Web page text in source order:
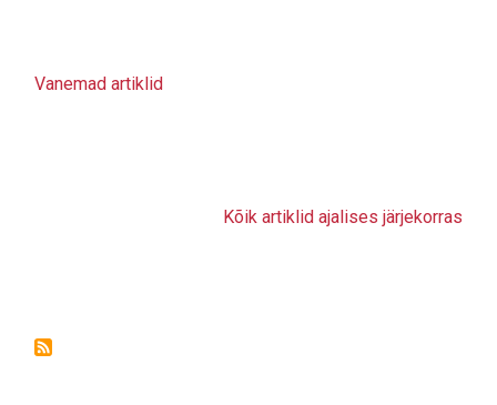
Vanemad artiklid
Kõik artiklid ajalises järjekorras